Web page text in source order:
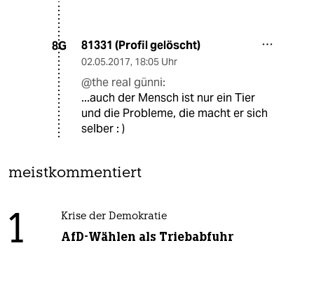
8G 81331 (Profil gelöscht)
02.05.2017, 18:05 Uhr
@the real günni:
...auch der Mensch ist nur ein Tier
und die Probleme, die macht er sich
selber : )
meistkommentiert
1 Krise der Demokratie
AfD-Wählen als Triebabfuhr